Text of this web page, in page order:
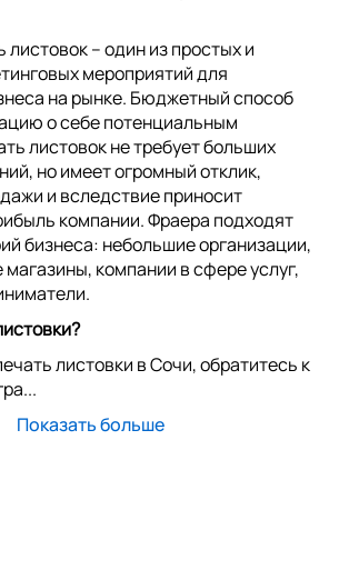
– один из простых и
мероприятий для
на рынке. Бюджетный способ
о себе потенциальным
листовок не требует больших
но имеет огромный отклик,
и вследствие приносит
компании. Фраера подходят
бизнеса: небольшие организации,
компании в сфере услуг,
листовки в Сочи, обратитесь к
Показать больше